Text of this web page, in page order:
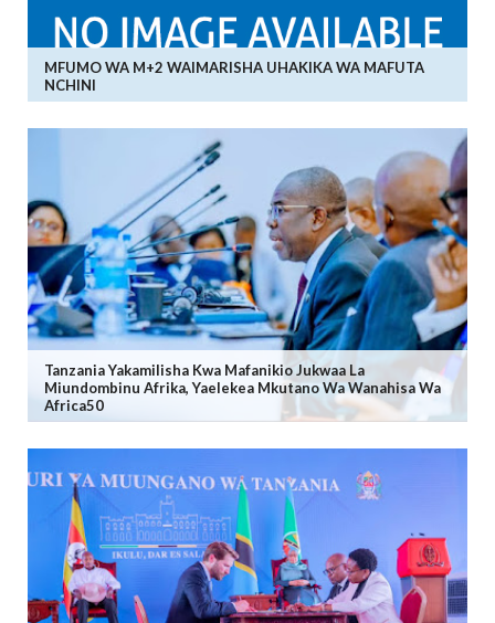
MFUMO WA M+2 WAIMARISHA UHAKIKA WA MAFUTA
NCHINI
Tanzania Yakamilisha Kwa Mafanikio Jukwaa La
Miundombinu Afrika, Yaelekea Mkutano Wa Wanahisa Wa
Africa50